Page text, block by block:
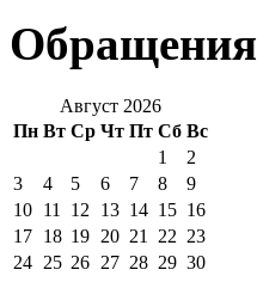
Обращения
Август 2026
Пн Вт Ср Чт Пт Сб Вс
1
2
3
4 5 6 7 8
9
10 11 12 13 14 15 16
17 18 19 20 21 22 23
24 25 26 27 28 29 30